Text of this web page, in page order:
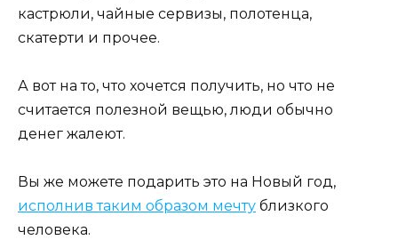
кастрюли, чайные сервизы, полотенца,
скатерти и прочее.
А вот на то, что хочется получить, но что не
считается полезной вещью, люди обычно
денег жалеют.
Вы же можете подарить это на Новый год,
исполнив таким образом мечту близкого
человека.